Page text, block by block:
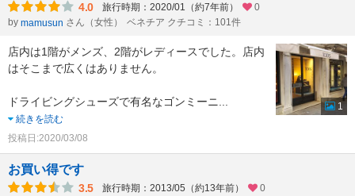
4.0 旅行時期：2020/01（約7年前）
0
by mamusun さん（女性） ベネチア クチコミ：101件
店内は1階がメンズ、2階がレディースでした。店内
はそこまで広くはありません。
ドライビングシューズで有名なゴンミーニ...
続きを読む
投稿日:2020/03/08
1
お買い得です
3.5 旅行時期：2013/05（約13年前）
0